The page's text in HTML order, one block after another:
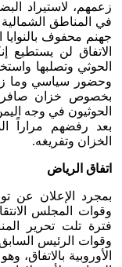
زعمهم، لاستيراد
في المناطق
جهنم محفوف
الاتفاق لن يستطيع
الحوثي وتصلبها
وحضور سياسي وما
بخصوص خزان صافر
الحوثيون في وجه
بعد رفضهم مراراً
الخزان وتفريغه.
اتفاق الرياض
بمجرد الإعلان عن
وقوات المجلس
فترة تلت تحرير
وقوات الرئيس
الأوروبية